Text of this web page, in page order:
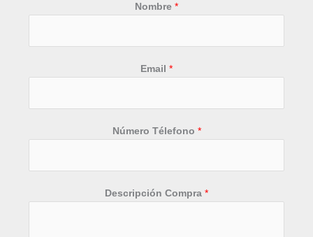
Nombre *
Email *
N
m
r
Número Télefono *
Descripción Compra *